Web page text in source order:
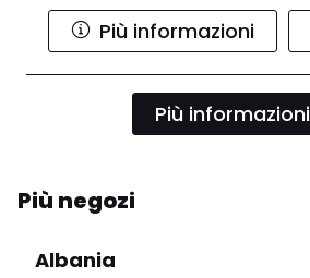
Più informazioni
Più informazioni
Più negozi
Albania